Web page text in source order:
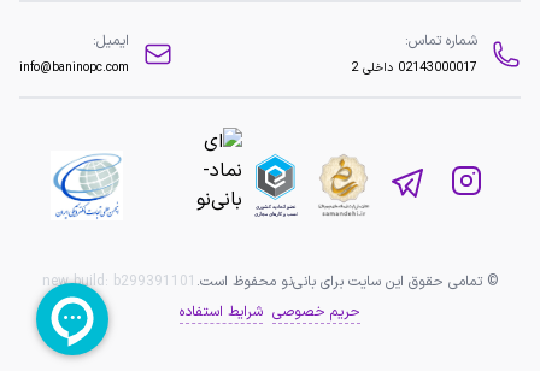
شماره تماس:
02143000017 داخلی 2
ایمیل:
info@baninopc.com
© تمامی حقوق این سایت برای بانی‌نو محفوظ است. new build: b299391101
حریم خصوصی شرایط استفاده